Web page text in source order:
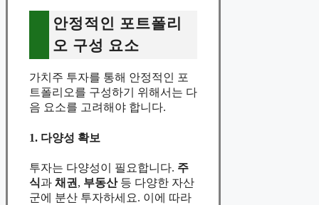
안정적인 포트폴리
오 구성 요소
가치주 투자를 통해 안정적인 포
트폴리오를 구성하기 위해서는 다
음 요소를 고려해야 합니다.
1. 다양성 확보
투자는 다양성이 필요합니다. 주
식과 채권 , 부동산등 다양한 자산
군에 분산 투자하세요. 이에 따라